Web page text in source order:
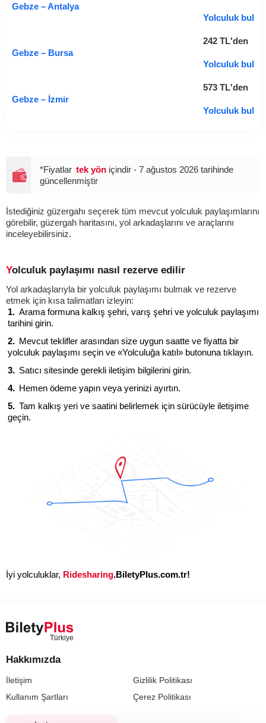
Gebze – Antalya
Yolculuk bul
Gebze – Bursa
242 TL'den
Yolculuk bul
Gebze – İzmir
573 TL'den
Yolculuk bul
*Fiyatlar tek yön içindir - 7 ağustos 2026 tarihinde
güncellenmiştir
İstediğiniz güzergahı seçerek tüm mevcut yolculuk paylaşımlarını
görebilir, güzergah haritasını, yol arkadaşlarını ve araçlarını
inceleyebilirsiniz.
Yolculuk paylaşımı nasıl rezerve edilir
Yol arkadaşlarıyla bir yolculuk paylaşımı bulmak ve rezerve
etmek için kısa talimatları izleyin:
Arama formuna kalkış şehri, varış şehri ve yolculuk paylaşımı
tarihini girin.
Mevcut teklifler arasından size uygun saatte ve fiyatta bir
yolculuk paylaşımı seçin ve «Yolculuğa katıl» butonuna tıklayın.
Satıcı sitesinde gerekli iletişim bilgilerini girin.
Hemen ödeme yapın veya yerinizi ayırtın.
Tam kalkış yeri ve saatini belirlemek için sürücüyle iletişime
geçin.
İyi yolculuklar, Ridesharing.BiletyPlus.com.tr!
Hakkımızda
İletişim
Gizlilik Politikası
Kullanım Şartları
Çerez Politikası